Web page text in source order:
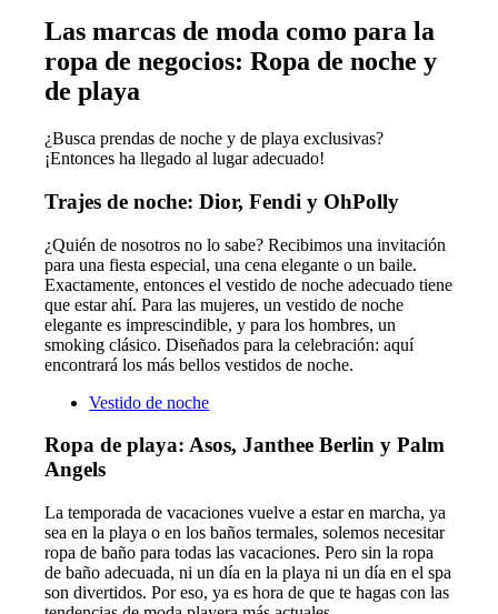
Las marcas de moda como para la
ropa de negocios: Ropa de noche y
de playa
¿Busca prendas de noche y de playa exclusivas?
¡Entonces ha llegado al lugar adecuado!
Trajes de noche: Dior, Fendi y OhPolly
¿Quién de nosotros no lo sabe? Recibimos una invitación
para una fiesta especial, una cena elegante o un baile.
Exactamente, entonces el vestido de noche adecuado tiene
que estar ahí. Para las mujeres, un vestido de noche
elegante es imprescindible, y para los hombres, un
smoking clásico. Diseñados para la celebración: aquí
encontrará los más bellos vestidos de noche.
Vestido de noche
Ropa de playa: Asos, Janthee Berlin y Palm
Angels
La temporada de vacaciones vuelve a estar en marcha, ya
sea en la playa o en los baños termales, solemos necesitar
ropa de baño para todas las vacaciones. Pero sin la ropa
de baño adecuada, ni un día en la playa ni un día en el spa
son divertidos. Por eso, ya es hora de que te hagas con las